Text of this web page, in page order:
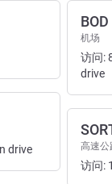
drive
机场
访问:
drive
高速公
访问: